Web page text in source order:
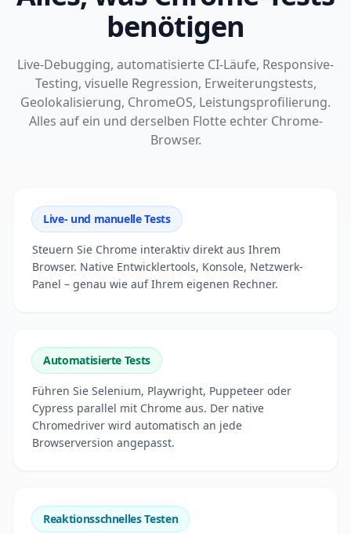
benötigen
Live-Debugging, automatisierte CI-Läufe, Responsive-
Testing, visuelle Regression, Erweiterungstests,
Geolokalisierung, ChromeOS, Leistungsprofilierung.
Alles auf ein und derselben Flotte echter Chrome-
Browser.
Live- und manuelle Tests
Steuern Sie Chrome interaktiv direkt aus Ihrem
Browser. Native Entwicklertools, Konsole, Netzwerk-
Panel – genau wie auf Ihrem eigenen Rechner.
Automatisierte Tests
Führen Sie Selenium, Playwright, Puppeteer oder
Cypress parallel mit Chrome aus. Der native
Chromedriver wird automatisch an jede
Browserversion angepasst.
Reaktionsschnelles Testen